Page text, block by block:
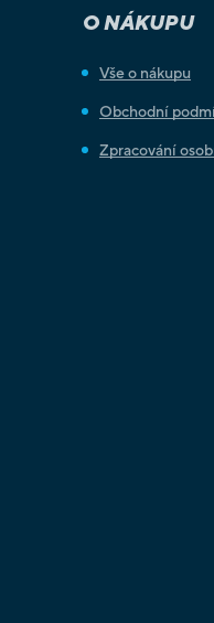
O NÁKUPU
Vše o nákupu
Obchodní
Zpracování